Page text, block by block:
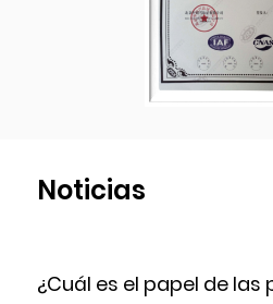
Pasamos la certificación
gestión de calidad
estado implementando
calidad de los productos
Noticias
¿Cuál es el papel de las